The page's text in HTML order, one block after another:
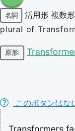
名詞 活用形 複数形
plural of
原形:
このボタンはな
Transformers